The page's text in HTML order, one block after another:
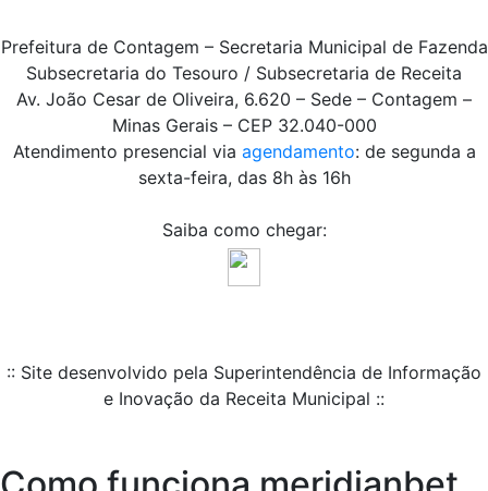
Prefeitura de Contagem – Secretaria Municipal de Fazenda
Subsecretaria do Tesouro / Subsecretaria de Receita
Av. João Cesar de Oliveira, 6.620 – Sede – Contagem –
Minas Gerais – CEP 32.040-000
Atendimento presencial via agendamento: de segunda a
sexta-feira, das 8h às 16h
Saiba como chegar:
:: Site desenvolvido pela Superintendência de Informação
e Inovação da Receita Municipal ::